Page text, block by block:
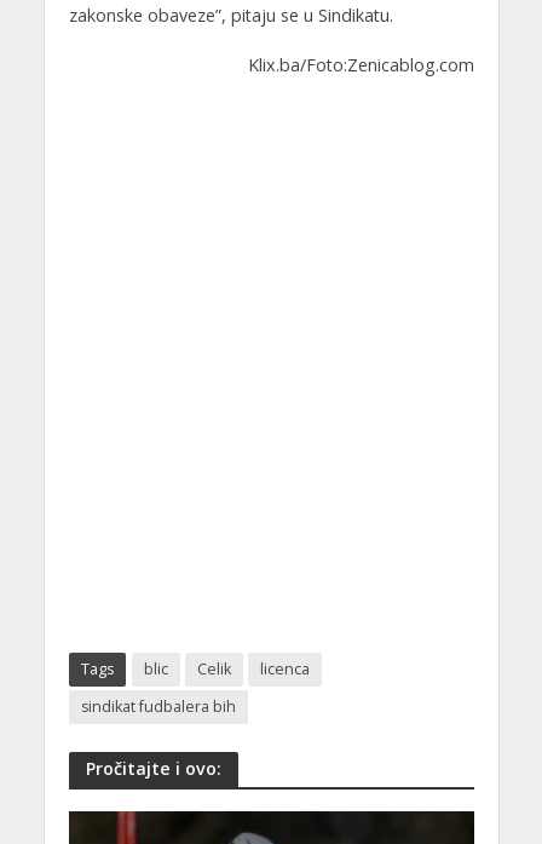
zakonske obaveze”, pitaju se u Sindikatu.
Klix.ba/Foto:Zenicablog.com
Tags blic Celik
licenca
sindikat fudbalera bih
Pročitajte i ovo: